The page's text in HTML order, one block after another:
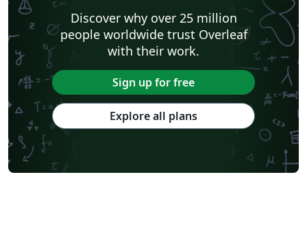
Discover why over 25 million
people worldwide trust Overleaf
with their work.
Sign up for free
Explore all plans